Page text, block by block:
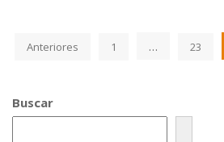
o
k
ar
r
Anteriores 1 … 23
Buscar